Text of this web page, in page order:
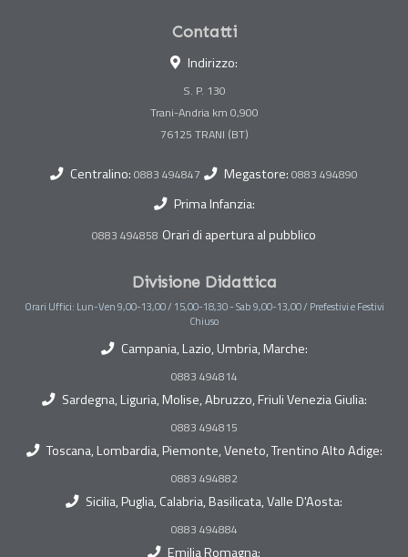
Contatti
Indirizzo:
S. P. 130
Trani-Andria km 0,900
Centralino: 0883 494847 Megastore: 0883 494890
Prima Infanzia:
0883 494858 Orari di apertura al pubblico
Divisione Didattica
Orari Uffici: Lun-Ven 9,00-13,00 / 15,00-18,30 - Sab 9,00-13,00 / Prefestivi e Festivi
Chiuso
Campania, Lazio, Umbria, Marche:
0883 494814
Sardegna, Liguria, Molise, Abruzzo, Friuli Venezia Giulia:
0883 494815
Toscana, Lombardia, Piemonte, Veneto, Trentino Alto Adige:
0883 494882
Sicilia, Puglia, Calabria, Basilicata, Valle D'Aosta:
0883 494884
Emilia Romagna: